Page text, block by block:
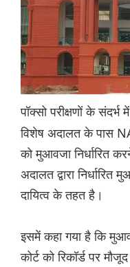
पॉक्सो परीक्षणों के संदर्भ
विशेष अदालत के पास
को मुआवजा निर्धारित
अदालत द्वारा
दायित्व के तहत है।
इसमें कहा गया है कि
कोर्ट को रिकॉर्ड पर